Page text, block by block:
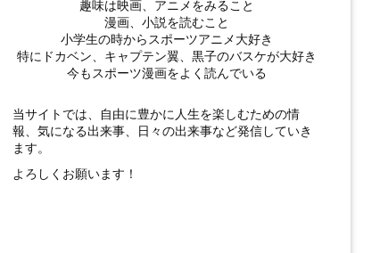
趣味は映画、アニメをみること
漫画、小説を読むこと
小学生の時からスポーツアニメ大好き
特にドカベン、キャプテン翼、黒子のバスケが大好き
今もスポーツ漫画をよく読んでいる
当サイトでは、自由に豊かに人生を楽しむための情
報、気になる出来事、日々の出来事など発信していき
ます。
よろしくお願います！